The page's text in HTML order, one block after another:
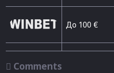
До 100 €
 Comments